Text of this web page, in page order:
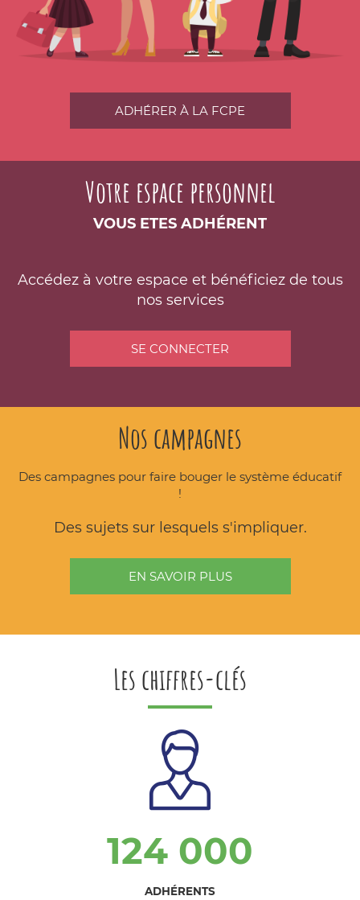
ADHÉRER À LA FCPE
Votre espace personnel
VOUS ETES ADHÉRENT
Accédez à votre espace et bénéficiez de tous
nos services
SE CONNECTER
Nos campagnes
Des campagnes pour faire bouger le système éducatif
!
Des sujets sur lesquels s'impliquer.
EN SAVOIR PLUS
Les chiffres-clés
124 000
ADHÉRENTS